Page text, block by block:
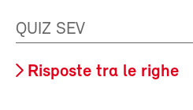
QUIZ SEV
Risposte tra le righe